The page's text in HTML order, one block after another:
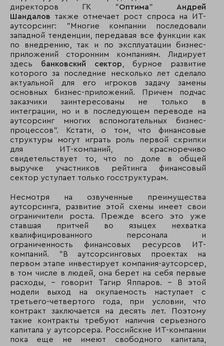
директоров ГК "Оптима" Андрей
Шандалов также отмечает рост спроса на ИТ-
аутсорсинг: "Многие компании последовали
западной тенденции, передавая все функции как
по внедрению, так и по эксплуатации бизнес-
приложений сторонним компаниям. Лидирует
здесь банковский сектор , бурное развитие
которого за последние несколько лет сделало
актуальной для его игроков задачу замены
основных бизнес-приложений. Причем подчас
заказчики заинтересованы не только в
интеграции, но и в последующем переводе на
аутсорсинг многих вспомогательных бизнес-
процессов". Кстати, о том, что финансовые
структуры могут играть роль первой скрипки
для ИТ-компаний, красноречиво
свидетельствует то, что по доле в общей
выручке участников рейтинга финансовый
сектор уступает только госструктурам.
Несмотря на озвученные преимущества
аутсорсинга, развитие этой схемы имеет свои
ограничители роста. Прежде всего это уже
ставшая притчей во языцех нехватка
квалифицированного персонала и
ограниченность финансовых ресурсов ИТ-
компаний. "В аутсорсинговых проектах на
первом этапе инвестирует компания-аутсорсер,
в том числе в людей, она берет на себя первые
расходы, – говорит Тагир Яппаров. – В этой
модели выход на окупаемость наступает с
третьего-четвертого года, при условии, что
контракт заключается на десять лет. Поэтому
такие контракты требуют наличия серьезного
капитала у аутсорсера. Российские ИТ-компании
пока еще не имеют свободного капитала,